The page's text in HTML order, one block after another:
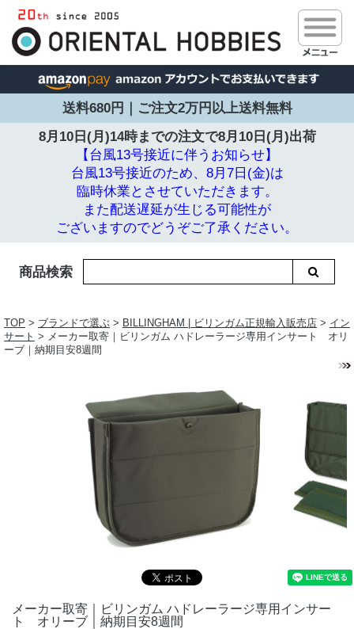
送料680円｜ご注文2万円以上送料無料
8月10日(月)14時までの注文で8月10日(月)出荷
【台風13号接近に伴うお知らせ】
台風13号接近のため、8月7日(金)は
臨時休業とさせていただきます。
また配送遅延が生じる可能性が
ございますのでどうぞご了承ください。
商品検索
TOP > ブランドで選ぶ > BILLINGHAM | ビリンガム正規輸入販売店 > イン
サート > メーカー取寄｜ビリンガム ハドレーラージ専用インサート オリ
ーブ｜納期目安8週間
メーカー取寄｜ビリンガム ハドレーラージ専用インサー
ト オリーブ｜納期目安8週間